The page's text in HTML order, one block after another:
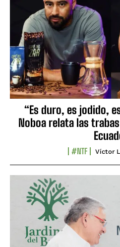
“Es duro, es jodido,
Noboa relata las
#NTF Víctor